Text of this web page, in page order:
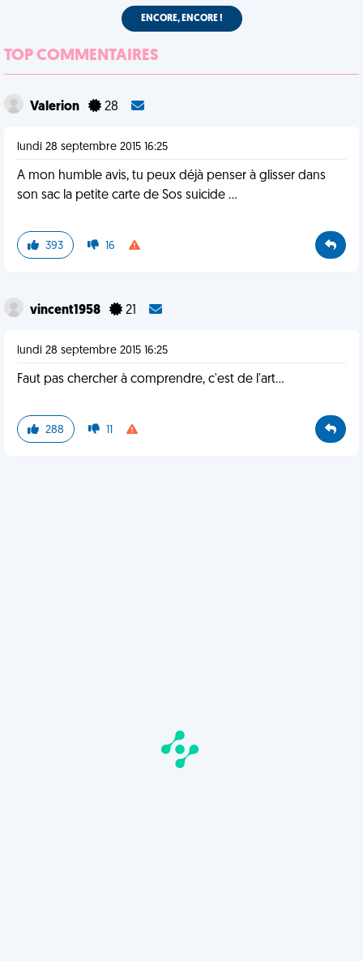
ENCORE, ENCORE !
TOP COMMENTAIRES
Valerion 28
lundi 28 septembre 2015 16:25
A mon humble avis, tu peux déjà penser à glisser dans
son sac la petite carte de Sos suicide ...
393 16
vincent1958 21
lundi 28 septembre 2015 16:25
Faut pas chercher à comprendre, c'est de l'art...
288 11